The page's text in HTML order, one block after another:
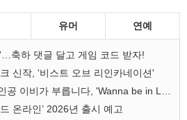
유머 연예
축하 댓글 달고 게임 코드 받자!
신작, '비스트 오브 리인카네이션'
온라인’ 2026년 출시 예고